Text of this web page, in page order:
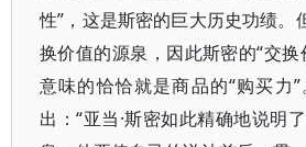
性”，这是斯密的巨大历史功绩。
换价值的源泉，因此斯密的“交
意味的恰恰就是商品的“购买力
出：“亚当·斯密如此精确地说明